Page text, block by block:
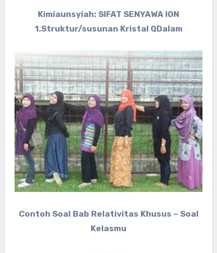
Kimiaunsyiah: SIFAT SENYAWA ION
1.Struktur/susunan Kristal QDalam
Contoh Soal Bab Relativitas Khusus – Soal
Kelasmu